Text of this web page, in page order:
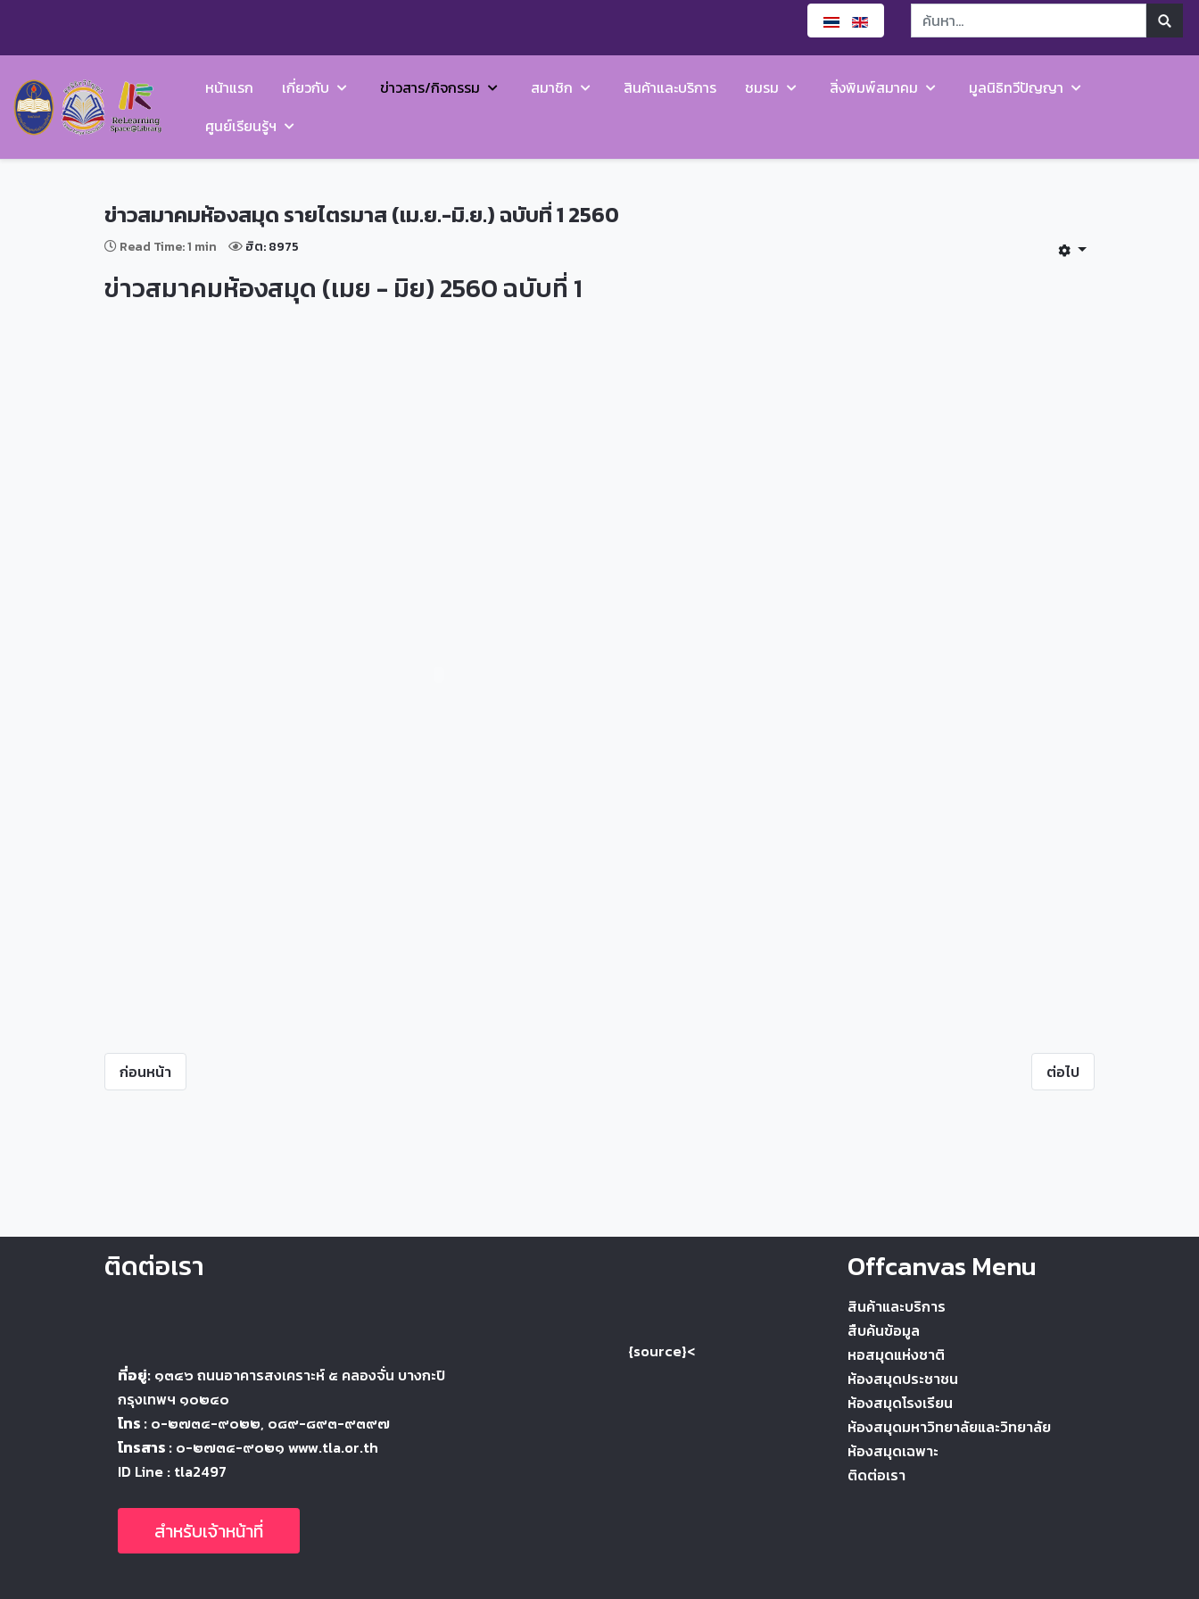
หน้าแรก เกี่ยวกับ ข่าวสาร/กิจกรรม สมาชิก สินค้าและบริการ ชมรม สิ่งพิมพ์สมาคม
มูลนิธิทวีปัญญา
ศูนย์เรียนรู้ฯ
ข่าวสมาคมห้องสมุด รายไตรมาส (เม.ย.-มิ.ย.) ฉบับที่ 1 2560
Read Time: 1 min ฮิต: 8975
ข่าวสมาคมห้องสมุด (เมย - มิย) 2560 ฉบับที่ 1
ก่อนหน้า ต่อไป
ติดต่อเรา
ที่อยู่: ๑๓๔๖ ถนนอาคารสงเคราะห์ ๕ คลองจั่น บางกะปิ
กรุงเทพฯ ๑๐๒๔๐
โทร : ๐-๒๗๓๔-๙๐๒๒, ๐๘๙-๘๙๓-๙๓๙๗
โทรสาร : ๐-๒๗๓๔-๙๐๒๑ www.tla.or.th
ID Line : tla2497
สำหรับเจ้าหน้าที่
{source}<
Offcanvas Menu
สินค้าและบริการ
สืบค้นข้อมูล
หอสมุดแห่งชาติ
ห้องสมุดประชาชน
ห้องสมุดโรงเรียน
ห้องสมุดมหาวิทยาลัยและวิทยาลัย
ห้องสมุดเฉพาะ
ติดต่อเรา